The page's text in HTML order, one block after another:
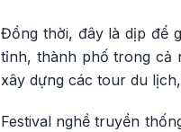
Đồng thời, đây là dịp để
tỉnh, thành phố trong cả
xây dựng các tour du
Festival nghề truyền